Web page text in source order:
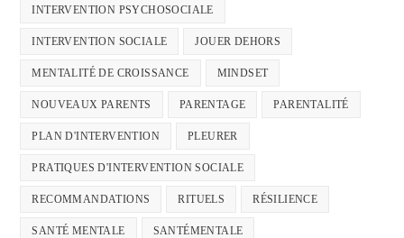
INTERVENTION PSYCHOSOCIALE
INTERVENTION SOCIALE JOUER DEHORS
MENTALITÉ DE CROISSANCE MINDSET
NOUVEAUX PARENTS PARENTAGE PARENTALITÉ
PLAN D'INTERVENTION PLEURER
PRATIQUES D'INTERVENTION SOCIALE
RECOMMANDATIONS RITUELS RÉSILIENCE
SANTÉ MENTALE SANTÉMENTALE